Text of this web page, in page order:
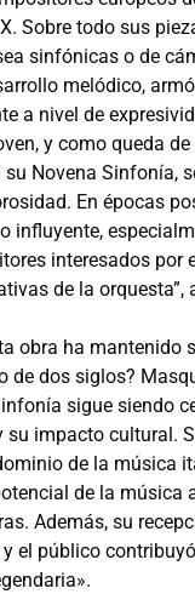
Sobre todo sus
sinfónicas o de
melódico,
a nivel de
y como queda
Novena Sinfonía,
En épocas
influyente,
interesados por
de la orquesta”,
obra ha mantenido
de dos siglos?
sigue siendo
impacto cultural.
de la música
de la música
Además, su
el público